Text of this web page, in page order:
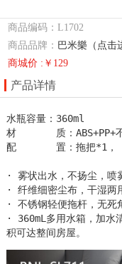
商品编码：L1702
商品品牌： 巴米樂（点击
商城价 :￥129
产品详情
水瓶容量：360ml
材       质：ABS+PP+
配       置：拖把*1，
· 雾状出水，不扬尘，喷
· 纤维细密尘布，干湿两
· 不锈钢轻便拖杆，无死
· 360mL多用水箱，加水
积可达整间房屋。